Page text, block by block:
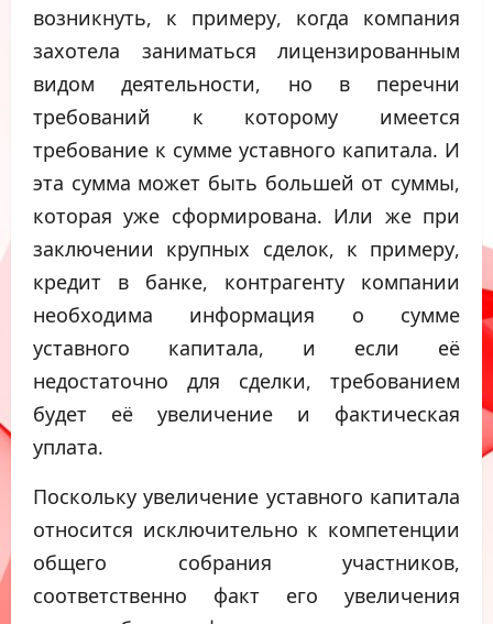
возникнуть, к примеру, когда компания
захотела заниматься лицензированным
видом деятельности, но в перечни
требований к которому имеется
требование к сумме уставного капитала. И
эта сумма может быть большей от суммы,
которая уже сформирована. Или же при
заключении крупных сделок, к примеру,
кредит в банке, контрагенту компании
необходима информация о сумме
уставного капитала, и если её
недостаточно для сделки, требованием
будет её увеличение и фактическая
уплата.
Поскольку увеличение уставного капитала
относится исключительно к компетенции
общего собрания участников,
соответственно факт его увеличения